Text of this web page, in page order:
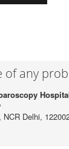
of any
NCR Delhi,